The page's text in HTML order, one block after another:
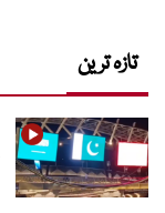
تازہ ترین